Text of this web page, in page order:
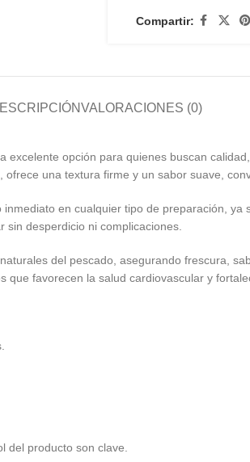
Compartir:
VALORACIONES (0)
excelente opción para quienes buscan
una textura firme y un sabor suave,
inmediato en cualquier tipo de preparación,
sin desperdicio ni complicaciones.
del pescado, asegurando frescura,
que favorecen la salud cardiovascular y
del producto son clave.